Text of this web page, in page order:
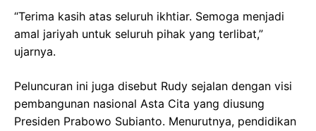
“Terima kasih atas seluruh ikhtiar. Semoga menjadi
amal jariyah untuk seluruh pihak yang terlibat,”
ujarnya.
Peluncuran ini juga disebut Rudy sejalan dengan visi
pembangunan nasional Asta Cita yang diusung
Presiden Prabowo Subianto. Menurutnya, pendidikan